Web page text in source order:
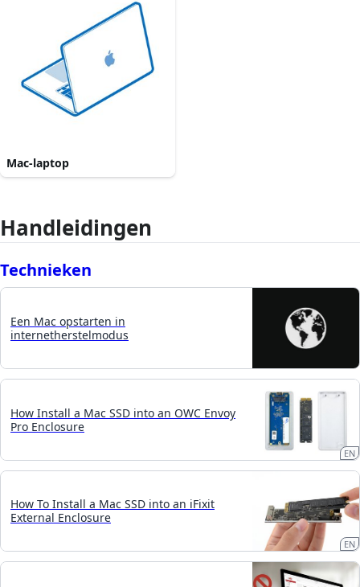
Mac-laptop
Handleidingen
Technieken
Een Mac opstarten in
internetherstelmodus
How Install a Mac SSD into an OWC Envoy
Pro Enclosure
EN
How To Install a Mac SSD into an iFixit
External Enclosure
EN